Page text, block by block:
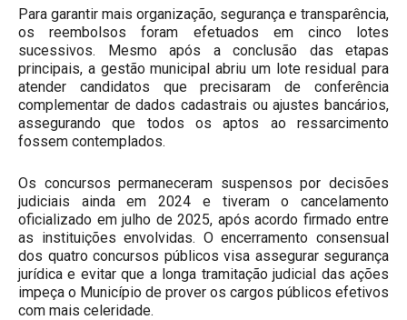
Para garantir mais organização, segurança e transparência,
os reembolsos foram efetuados em cinco lotes
sucessivos. Mesmo após a conclusão das etapas
principais, a gestão municipal abriu um lote residual para
atender candidatos que precisaram de conferência
complementar de dados cadastrais ou ajustes bancários,
assegurando que todos os aptos ao ressarcimento
fossem contemplados.
Os concursos permaneceram suspensos por decisões
judiciais ainda em 2024 e tiveram o cancelamento
oficializado em julho de 2025, após acordo firmado entre
as instituições envolvidas. O encerramento consensual
dos quatro concursos públicos visa assegurar segurança
jurídica e evitar que a longa tramitação judicial das ações
impeça o Município de prover os cargos públicos efetivos
com mais celeridade.